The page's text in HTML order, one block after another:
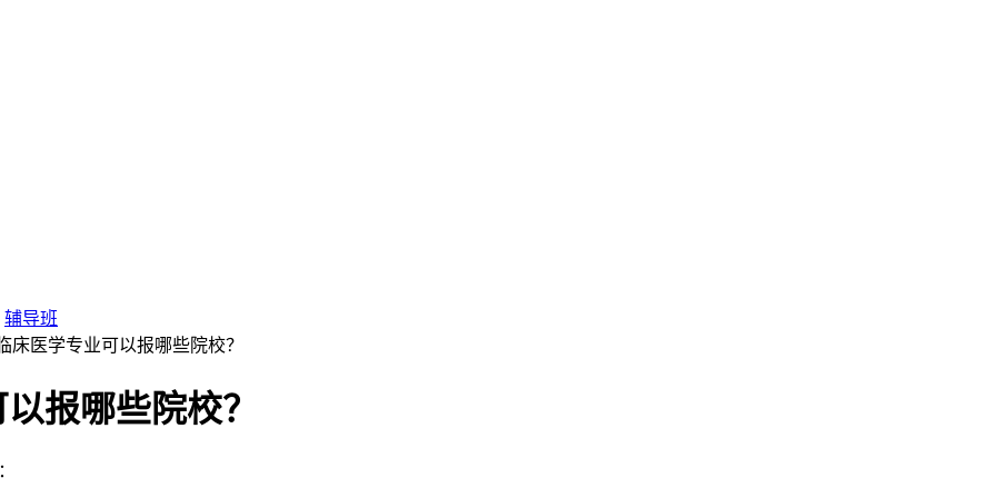
辅导班
床医学专业可以报哪些院校？
报哪些院校？